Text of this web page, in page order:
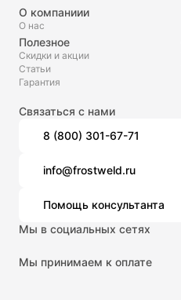
О компаниии
О нас
Полезное
Скидки и акции
Статьи
Гарантия
Связаться с нами
8 (800) 301-67-71
info@frostweld.ru
Помощь консультанта
Мы в социальных сетях
Мы принимаем к оплате